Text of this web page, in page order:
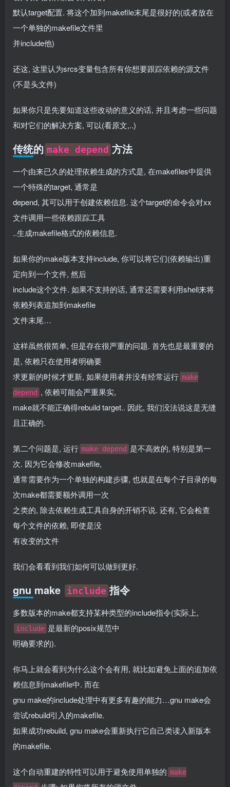
默认target配置. 将这个加到makefile末尾是很好的(或者放在
一个单独的makefile文件里
并include他)
还这, 这里认为srcs变量包含所有你想要跟踪依赖的源文件
(不是头文件)
如果你只是先要知道这些改动的意义的话, 并且考虑一些问题
和对它们的解决方案, 可以(看原文,..)
传统的 make depend 方法
一个由来已久的处理依赖生成的方式是, 在makefiles中提供
一个特殊的target, 通常是
depend, 其可以用于创建依赖信息. 这个target的命令会对xx
文件调用一些依赖跟踪工具
..生成makefile格式的依赖信息.
如果你的make版本支持include, 你可以将它们(依赖输出)重
定向到一个文件, 然后
include这个文件. 如果不支持的话, 通常还需要利用shell来将
依赖列表追加到makefile
文件末尾…
这样虽然很简单, 但是存在很严重的问题. 首先也是最重要的
是, 依赖只在使用者明确要
求更新的时候才更新, 如果使用者并没有经常运行 make
depend , 依赖可能会严重果实,
make就不能正确得rebuild target.. 因此, 我们没法说这是无缝
且正确的.
第二个问题是, 运行 make depend 是不高效的, 特别是第一
次. 因为它会修改makefile,
通常需要作为一个单独的构建步骤, 也就是在每个子目录的每
次make都需要额外调用一次
之类的, 除去依赖生成工具自身的开销不说. 还有, 它会检查
每个文件的依赖, 即使是没
有改变的文件
我们会看看到我们如何可以做到更好.
gnu make include 指令
多数版本的make都支持某种类型的include指令(实际上,
include 是最新的posix规范中
明确要求的).
你马上就会看到为什么这个会有用, 就比如避免上面的追加依
赖信息到makefile中. 而在
gnu make的include处理中有更多有趣的能力…gnu make会
尝试rebuild引入的makefile.
如果成功rebuild, gnu make会重新执行它自己类读入新版本
的makefile.
这个自动重建的特性可以用于避免使用单独的 make